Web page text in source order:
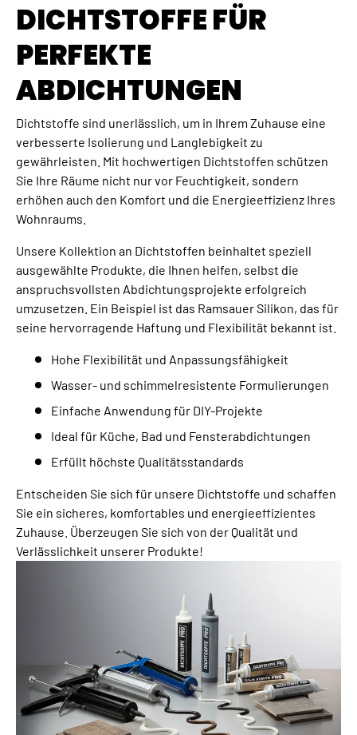
DICHTSTOFFE FÜR
PERFEKTE
ABDICHTUNGEN
Dichtstoffe sind unerlässlich, um in Ihrem Zuhause eine
verbesserte Isolierung und Langlebigkeit zu
gewährleisten. Mit hochwertigen Dichtstoffen schützen
Sie Ihre Räume nicht nur vor Feuchtigkeit, sondern
erhöhen auch den Komfort und die Energieeffizienz Ihres
Wohnraums.
Unsere Kollektion an Dichtstoffen beinhaltet speziell
ausgewählte Produkte, die Ihnen helfen, selbst die
anspruchsvollsten Abdichtungsprojekte erfolgreich
umzusetzen. Ein Beispiel ist das Ramsauer Silikon, das für
seine hervorragende Haftung und Flexibilität bekannt ist.
Hohe Flexibilität und Anpassungsfähigkeit
Wasser- und schimmelresistente Formulierungen
Einfache Anwendung für DIY-Projekte
Ideal für Küche, Bad und Fensterabdichtungen
Erfüllt höchste Qualitätsstandards
Entscheiden Sie sich für unsere Dichtstoffe und schaffen
Sie ein sicheres, komfortables und energieeffizientes
Zuhause. Überzeugen Sie sich von der Qualität und
Verlässlichkeit unserer Produkte!